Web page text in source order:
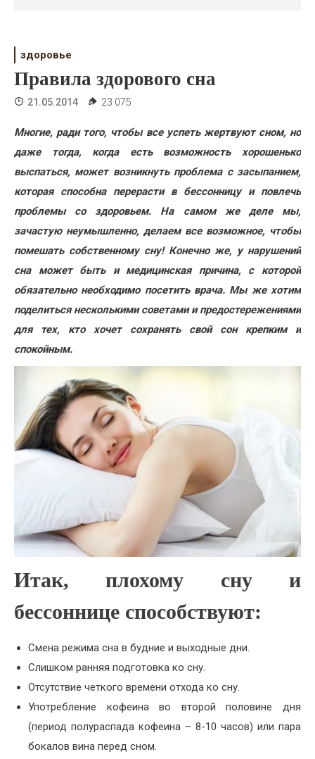
Свадьба
Дом
Хобби
Недвижимость
здоровье
Правила здорового сна
21.05.2014 23 075
Многие, ради того, чтобы все успеть жертвуют сном, но
даже тогда, когда есть возможность хорошенько
выспаться, может возникнуть проблема с засыпанием,
которая способна перерасти в бессонницу и повлечь
проблемы со здоровьем. На самом же деле мы,
зачастую неумышленно, делаем все возможное, чтобы
помешать собственному сну! Конечно же, у нарушений
сна может быть и медицинская причина, с которой
обязательно необходимо посетить врача. Мы же хотим
поделиться несколькими советами и предостережениями
для тех, кто хочет сохранять свой сон крепким и
спокойным.
Итак, плохому сну и
бессоннице способствуют:
Смена режима сна в будние и выходные дни.
Слишком ранняя подготовка ко сну.
Отсутствие четкого времени отхода ко сну.
Употребление кофеина во второй половине дня
(период полураспада кофеина – 8-10 часов) или пара
бокалов вина перед сном.